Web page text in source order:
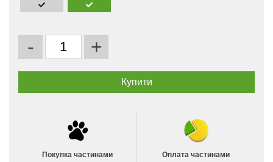
- +
Покупка частинами
Оплата частинами